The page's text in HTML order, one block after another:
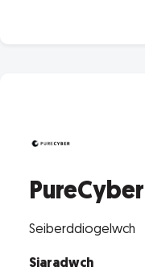
PureCyber
Seiberddiogelwch
Siaradwch